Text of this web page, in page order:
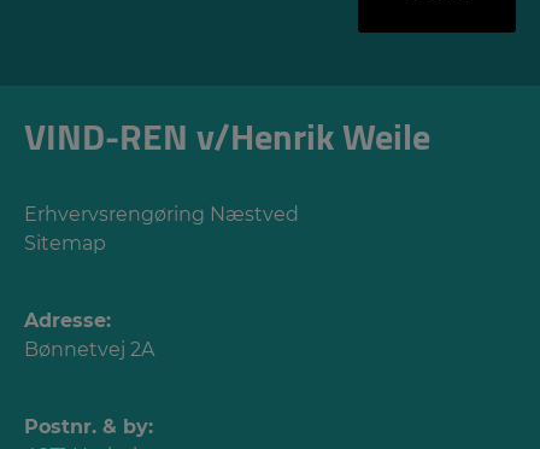
VIND-REN v/Henrik Weile
Erhvervsrengøring Næstved
Sitemap
Adresse:
Bønnetvej 2A
Postnr. & by: